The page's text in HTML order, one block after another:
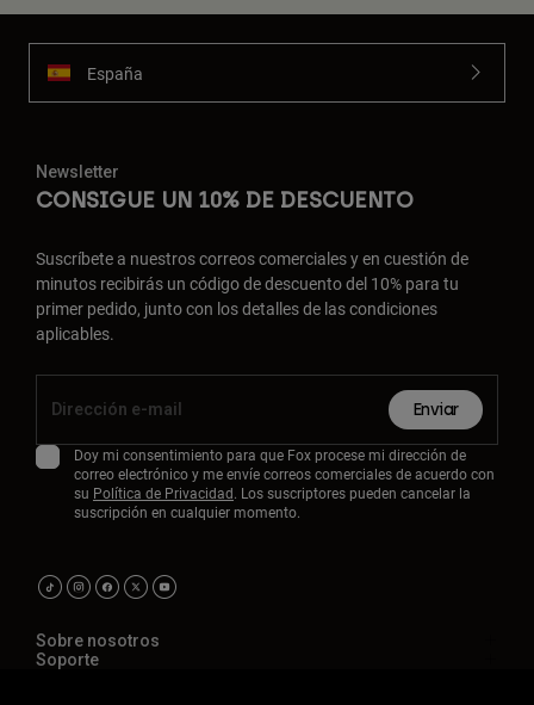
España
Newsletter
CONSIGUE UN 10% DE DESCUENTO
Suscríbete a nuestros correos comerciales y en cuestión de
minutos recibirás un código de descuento del 10% para tu
primer pedido, junto con los detalles de las condiciones
aplicables.
Enviar
Doy mi consentimiento para que Fox procese mi dirección de
correo electrónico y me envíe correos comerciales de acuerdo con
su Política de Privacidad. Los suscriptores pueden cancelar la
suscripción en cualquier momento.
Sobre nosotros
Soporte